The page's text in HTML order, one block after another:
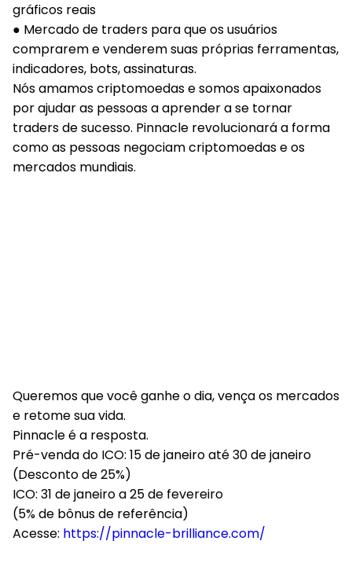
gráficos reais
● Mercado de traders para que os usuários
comprarem e venderem suas próprias ferramentas,
indicadores, bots, assinaturas.
Nós amamos criptomoedas e somos apaixonados
por ajudar as pessoas a aprender a se tornar
traders de sucesso. Pinnacle revolucionará a forma
como as pessoas negociam criptomoedas e os
mercados mundiais.
Queremos que você ganhe o dia, vença os mercados
e retome sua vida.
Pinnacle é a resposta.
Pré-venda do ICO: 15 de janeiro até 30 de janeiro
(Desconto de 25%)
ICO: 31 de janeiro a 25 de fevereiro
(5% de bônus de referência)
Acesse: https://pinnacle-brilliance.com/